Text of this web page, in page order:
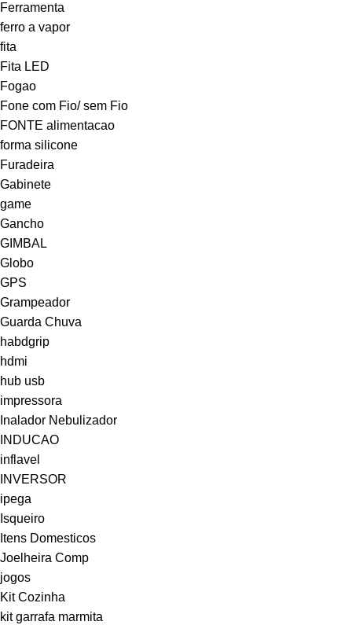
Ferramenta
ferro a vapor
fita
Fita LED
Fogao
Fone com Fio/ sem Fio
FONTE alimentacao
forma silicone
Furadeira
Gabinete
game
Gancho
GIMBAL
Globo
GPS
Grampeador
Guarda Chuva
habdgrip
hdmi
hub usb
impressora
Inalador Nebulizador
INDUCAO
inflavel
INVERSOR
ipega
Isqueiro
Itens Domesticos
Joelheira Comp
jogos
Kit Cozinha
kit garrafa marmita